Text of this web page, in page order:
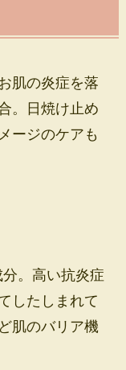
肌の炎症を落
。日焼け止め
ージのケアも
。高い抗炎症
したしまれて
肌のバリア機